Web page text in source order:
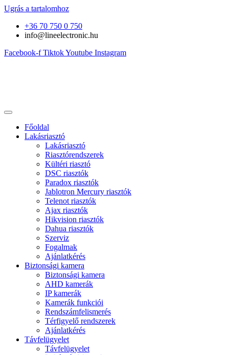
Ugrás a tartalomhoz
+36 70 750 0 750
info@lineelectronic.hu
Facebook-f TiktokYoutube Instagram
Főoldal
Lakásriasztó
Lakásriasztó
Riasztórendszerek
Kültéri riasztó
DSC riasztók
Paradox riasztók
Jablotron Mercury riasztók
Telenot riasztók
Ajax riasztók
Hikvision riasztók
Dahua riasztók
Szerviz
Fogalmak
Ajánlatkérés
Biztonsági kamera
Biztonsági kamera
AHD kamerák
IP kamerák
Kamerák funkciói
Rendszámfelismerés
Térfigyelő rendszerek
Ajánlatkérés
Távfelügyelet
Távfelügyelet